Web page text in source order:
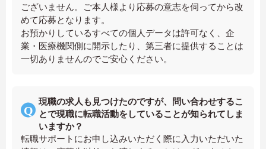
ございません。ご本人様より応募の意志を伺ってから改
めて応募となります。
お預かりしているすべての個人データは許可なく、企
業・医療機関側に開示したり、第三者に提供することは
一切ありませんのでご安心ください。
現職の求人も見つけたのですが、問い合わせするこ
とで現職に転職活動をしていることが知られてしま
いますか？
転職サポートにお申し込みいただく際に入力いただいた